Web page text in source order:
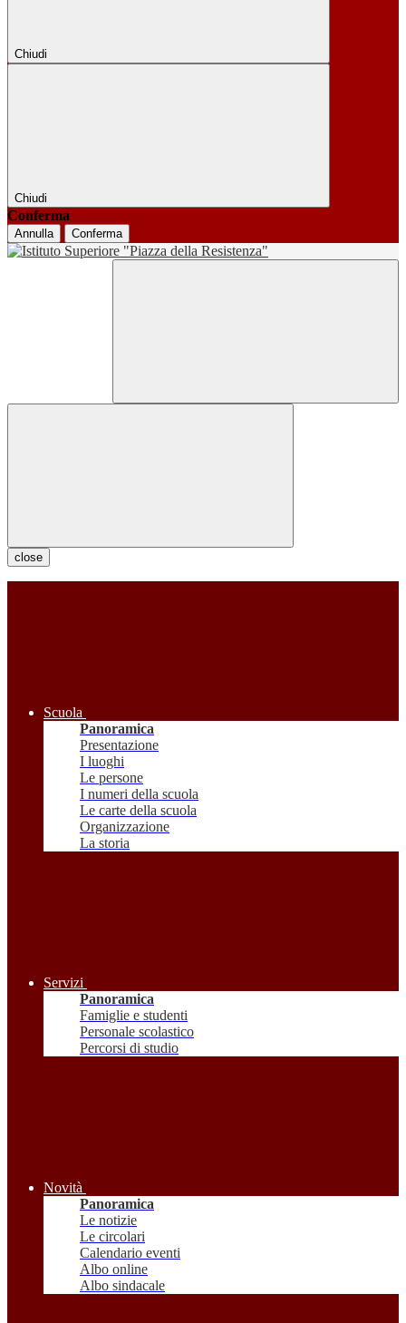
Chiudi
Chiudi
Conferma
Annulla Conferma
close
Scuola
Panoramica
Presentazione
I luoghi
Le persone
I numeri della scuola
Le carte della scuola
Organizzazione
La storia
Servizi
Panoramica
Famiglie e studenti
Personale scolastico
Percorsi di studio
Novità
Panoramica
Le notizie
Le circolari
Calendario eventi
Albo online
Albo sindacale